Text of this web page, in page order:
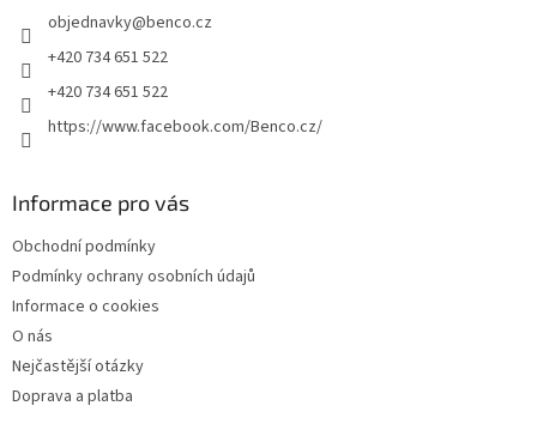
objednavky@benco.cz
+420 734 651 522
+420 734 651 522
https://www.facebook.com/Benco.cz/
Informace pro vás
Obchodní podmínky
Podmínky ochrany osobních údajů
Informace o cookies
O nás
Nejčastější otázky
Doprava a platba